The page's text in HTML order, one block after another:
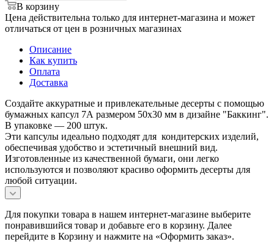
В корзину
Цена действительна только для интернет-магазина и может
отличаться от цен в розничных магазинах
Описание
Как купить
Оплата
Доставка
Создайте аккуратные и привлекательные десерты с помощью
бумажных капсул 7А размером 50х30 мм в дизайне "Баккинг".
В упаковке — 200 штук.
Эти капсулы идеально подходят для кондитерских изделий,
обеспечивая удобство и эстетичный внешний вид.
Изготовленные из качественной бумаги, они легко
используются и позволяют красиво оформить десерты для
любой ситуации.
Для покупки товара в нашем интернет-магазине выберите
понравившийся товар и добавьте его в корзину. Далее
перейдите в Корзину и нажмите на «Оформить заказ».